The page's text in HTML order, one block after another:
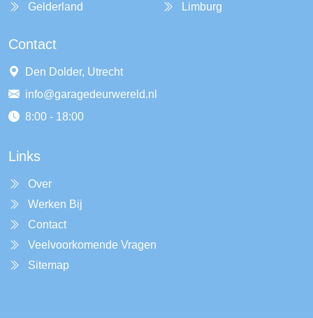
Gelderland
Limburg
Contact
Den Dolder, Utrecht
info@garagedeurwereld.nl
8:00 - 18:00
Links
Over
Werken Bij
Contact
Veelvoorkomende Vragen
Sitemap